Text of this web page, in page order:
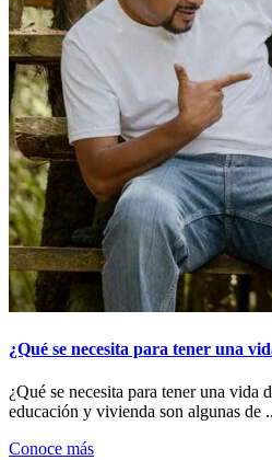
¿Qué se necesita para tener una
¿Qué se necesita para tener una vida
educación y vivienda son algunas de
Conoce más